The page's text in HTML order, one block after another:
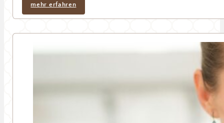
mehr erfahren